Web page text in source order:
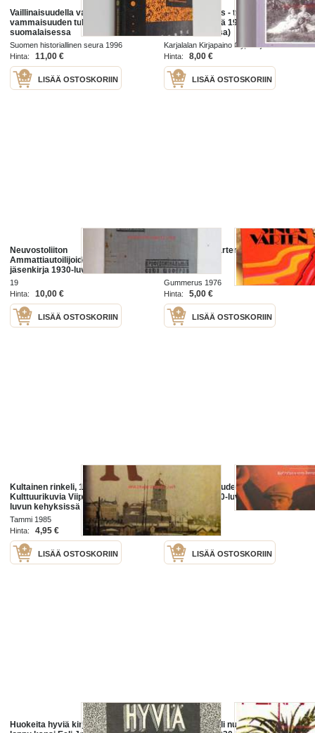
Vaillinaisuudella vaivatut :
vammaisuuden tulkinnat
suomalaisessa
huoltokeskustelussa 1800-luvun
lopulta 1930-luvun lopulle
Suomen historiallinen seura 1996
Hinta:
11,00 €
LISÄÄ OSTOSKORIIN
Vie männessäs - tuo tullessas
(Palvelusväkeä 1920- ja 1930-
luvun Viipurissa)
Karjalalan Kirjapaino Oy, Karjala-lehti
1997
Hinta: 8,00 €
LISÄÄ OSTOSKORIIN
Neuvostoliiton
Ammattiautoilijoiden Liiton
jäsenkirja 1930-luvun loppu,
joitakin leimamerkkejä
19
Hinta:
10,00 €
LISÄÄ OSTOSKORIIN
Päivä sinua varten
Gummerus 1976
Hinta:
5,00 €
LISÄÄ OSTOSKORIIN
Kultainen rinkeli, 1985. 3.p.
Kulttuurikuvia Viipurista 1930-
luvun kehyksissä
Tammi 1985
Hinta:
4,95 €
LISÄÄ OSTOSKORIIN
Vihan ja rakkauden liekit -
kohtalona 1930-luvun Suomi
otava 2010
Hinta:
8,00 €
LISÄÄ OSTOSKORIIN
Huokeita hyviä kirjoja 1930-luvun
Ennen sotaa oli nuoruus, 1985.